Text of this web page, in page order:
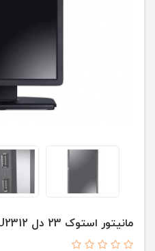
مانیتور استوک 23 دل Dell UltraSharp U2312